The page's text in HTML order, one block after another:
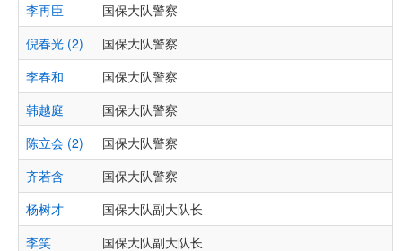
李再臣
国保大队警察
倪春光 (2)
国保大队警察
李春和
国保大队警察
韩越庭
国保大队警察
陈立会 (2)
国保大队警察
齐若含
国保大队警察
杨树才
国保大队副大队长
李笑
国保大队副大队长